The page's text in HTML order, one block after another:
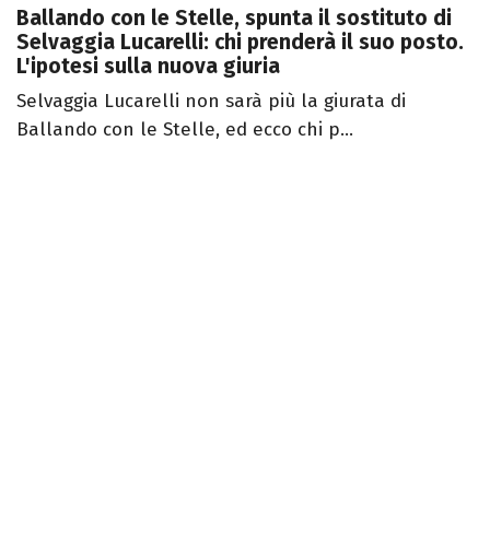
Ballando con le Stelle, spunta il sostituto di
Selvaggia Lucarelli: chi prenderà il suo posto.
L'ipotesi sulla nuova giuria
Selvaggia Lucarelli non sarà più la giurata di
Ballando con le Stelle, ed ecco chi p...